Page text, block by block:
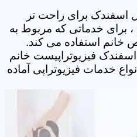
اسفندک برای راحت تر
برای خدماتی که مربوط به
خانم استفاده می کند.
فیزیوتراپیست خانم
خدمات فیزیوتراپی آماده